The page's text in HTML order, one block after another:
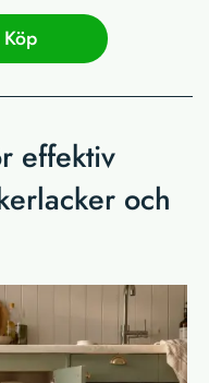
Köp
effektiv
och